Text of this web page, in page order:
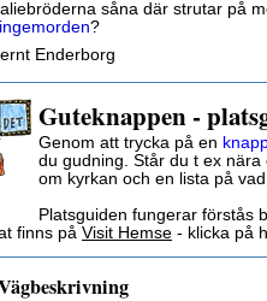
såna där strutar på
?
Enderborg
Guteknappen -
Genom att trycka på en
du gudning. Står du t ex
om kyrkan och en lista på
Platsguiden fungerar förstås
finns på Visit Hemse - klicka på